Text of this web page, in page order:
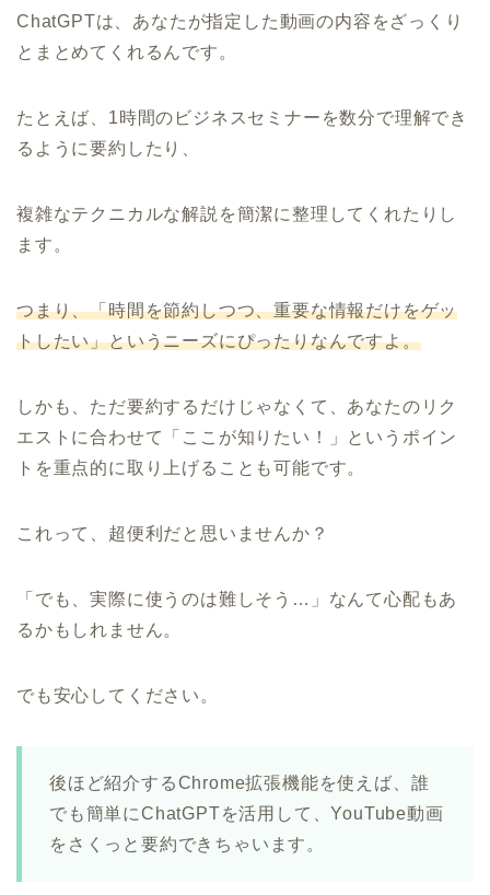
ChatGPTは、あなたが指定した動画の内容をざっくり
とまとめてくれるんです。
たとえば、1時間のビジネスセミナーを数分で理解でき
るように要約したり、
複雑なテクニカルな解説を簡潔に整理してくれたりし
ます。
つまり、「時間を節約しつつ、重要な情報だけをゲッ
トしたい」というニーズにぴったりなんですよ。
しかも、ただ要約するだけじゃなくて、あなたのリク
エストに合わせて「ここが知りたい！」というポイン
トを重点的に取り上げることも可能です。
これって、超便利だと思いませんか？
「でも、実際に使うのは難しそう…」なんて心配もあ
るかもしれません。
でも安心してください。
後ほど紹介するChrome拡張機能を使えば、誰
でも簡単にChatGPTを活用して、YouTube動画
をさくっと要約できちゃいます。